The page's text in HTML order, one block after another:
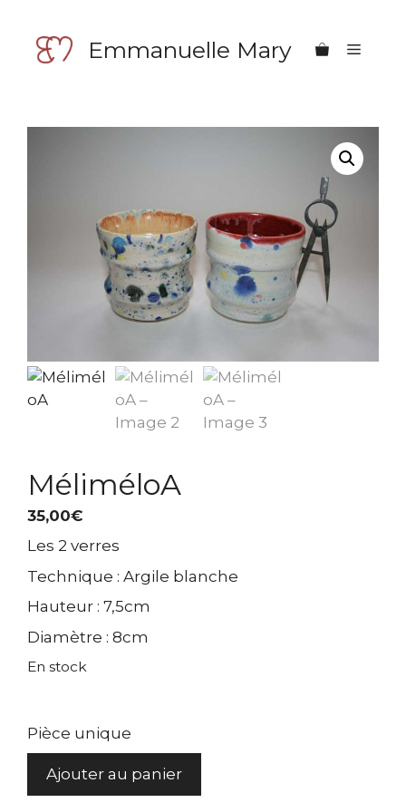
contenu
Emmanuelle Mary Menu
MéliméloA
35,00€
Les 2 verres
Technique : Argile blanche
Hauteur : 7,5cm
Diamètre : 8cm
En stock
Pièce unique
de
Ajouter au panier